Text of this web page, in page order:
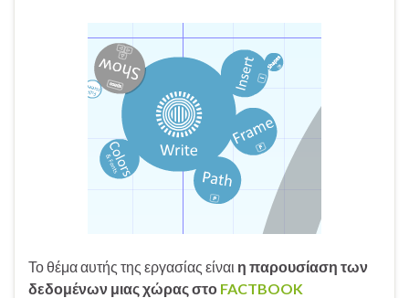
Το θέμα αυτής της εργασίας είναι η παρουσίαση των
δεδομένων μιας χώρας στο FACTBOOK